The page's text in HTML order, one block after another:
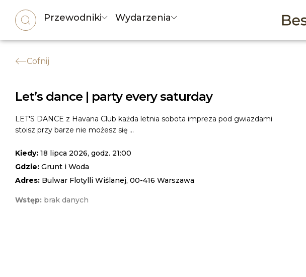
Przewodniki Wydarzenia
Cofnij
Let’s dance | party every saturday
LET'S DANCE z Havana Club każda letnia sobota impreza pod gwiazdami
stoisz przy barze nie możesz się ...
Kiedy: 18 lipca 2026, godz. 21:00
Gdzie: Grunt i Woda
Adres: Bulwar Flotylli Wiślanej, 00-416 Warszawa
Wstęp: brak danych